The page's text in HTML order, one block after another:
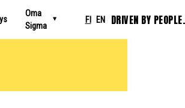
Oma
Sigma
FI EN DRIVEN BY PEOPLE.